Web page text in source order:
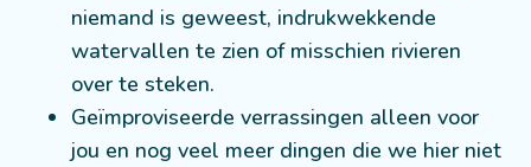
niemand is geweest, indrukwekkende
watervallen te zien of misschien rivieren
over te steken.
Geïmproviseerde verrassingen alleen voor
jou en nog veel meer dingen die we hier niet